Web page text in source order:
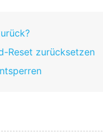
Reset zurücksetzen